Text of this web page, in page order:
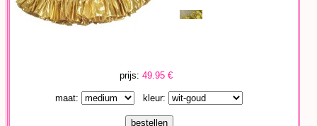
prijs:49.95 €
maat: kleur: